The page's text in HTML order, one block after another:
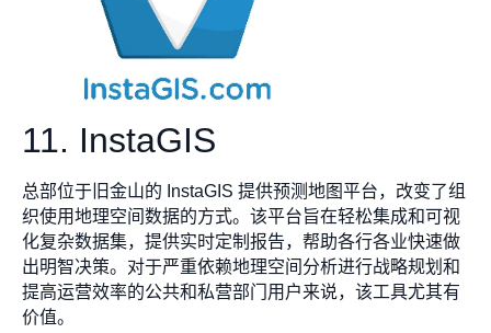
11. InstaGIS
总部位于旧金山的 InstaGIS 提供预测地图平台，改变了组
织使用地理空间数据的方式。该平台旨在轻松集成和可视
化复杂数据集，提供实时定制报告，帮助各行各业快速做
出明智决策。对于严重依赖地理空间分析进行战略规划和
提高运营效率的公共和私营部门用户来说，该工具尤其有
价值。